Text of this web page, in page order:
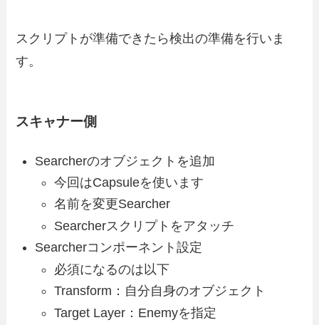
スクリプトが準備できたら検出の準備を行いま
す。
スキャナー側
Searcherのオブジェクトを追加
今回はCapsuleを使います
名前を変更Searcher
Searcherスクリプトをアタッチ
Searcherコンポーネント設定
必須になるのは以下
Transform：自分自身のオブジェクト
Target Layer：Enemyを指定